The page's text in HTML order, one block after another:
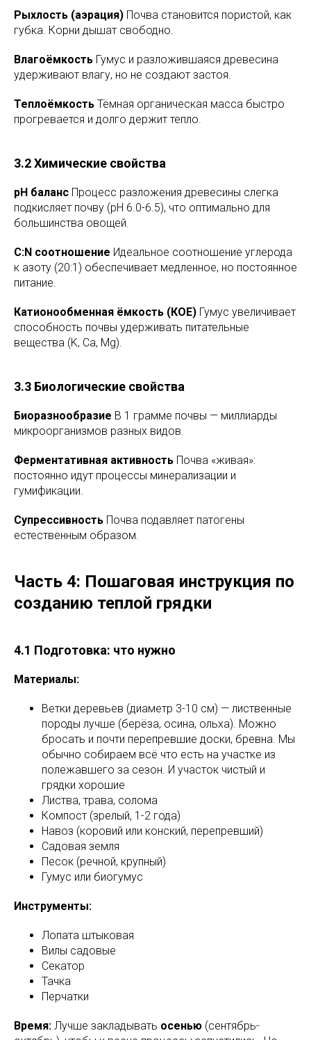
Рыхлость (аэрация) Почва становится пористой, как
губка. Корни дышат свободно.
Влагоёмкость Гумус и разложившаяся древесина
удерживают влагу, но не создают застоя.
Теплоёмкость Тёмная органическая масса быстро
прогревается и долго держит тепло.
3.2 Химические свойства
pH баланс Процесс разложения древесины слегка
подкисляет почву (pH 6.0-6.5), что оптимально для
большинства овощей.
C:N соотношение Идеальное соотношение углерода
к азоту (20:1) обеспечивает медленное, но постоянное
питание.
Катионообменная ёмкость (КОЕ) Гумус увеличивает
способность почвы удерживать питательные
вещества (K, Ca, Mg).
3.3 Биологические свойства
Биоразнообразие В 1 грамме почвы — миллиарды
микроорганизмов разных видов.
Ферментативная активность Почва «живая»:
постоянно идут процессы минерализации и
гумификации.
Супрессивность Почва подавляет патогены
естественным образом.
Часть 4: Пошаговая инструкция по
созданию теплой грядки
4.1 Подготовка: что нужно
Материалы:
Ветки деревьев (диаметр 3-10 см) — лиственные
породы лучше (берёза, осина, ольха). Можно
бросать и почти перепревшие доски, бревна. Мы
обычно собираем всё что есть на участке из
полежавшего за сезон. И участок чистый и
грядки хорошие
Листва, трава, солома
Компост (зрелый, 1-2 года)
Навоз (коровий или конский, перепревший)
Садовая земля
Песок (речной, крупный)
Гумус или биогумус
Инструменты:
Лопата штыковая
Вилы садовые
Секатор
Тачка
Перчатки
Время: Лучше закладывать осенью (сентябрь-